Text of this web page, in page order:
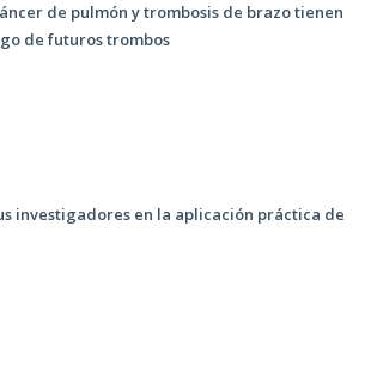
de pulmón y trombosis de brazo tienen
de futuros trombos
investigadores en la aplicación práctica de